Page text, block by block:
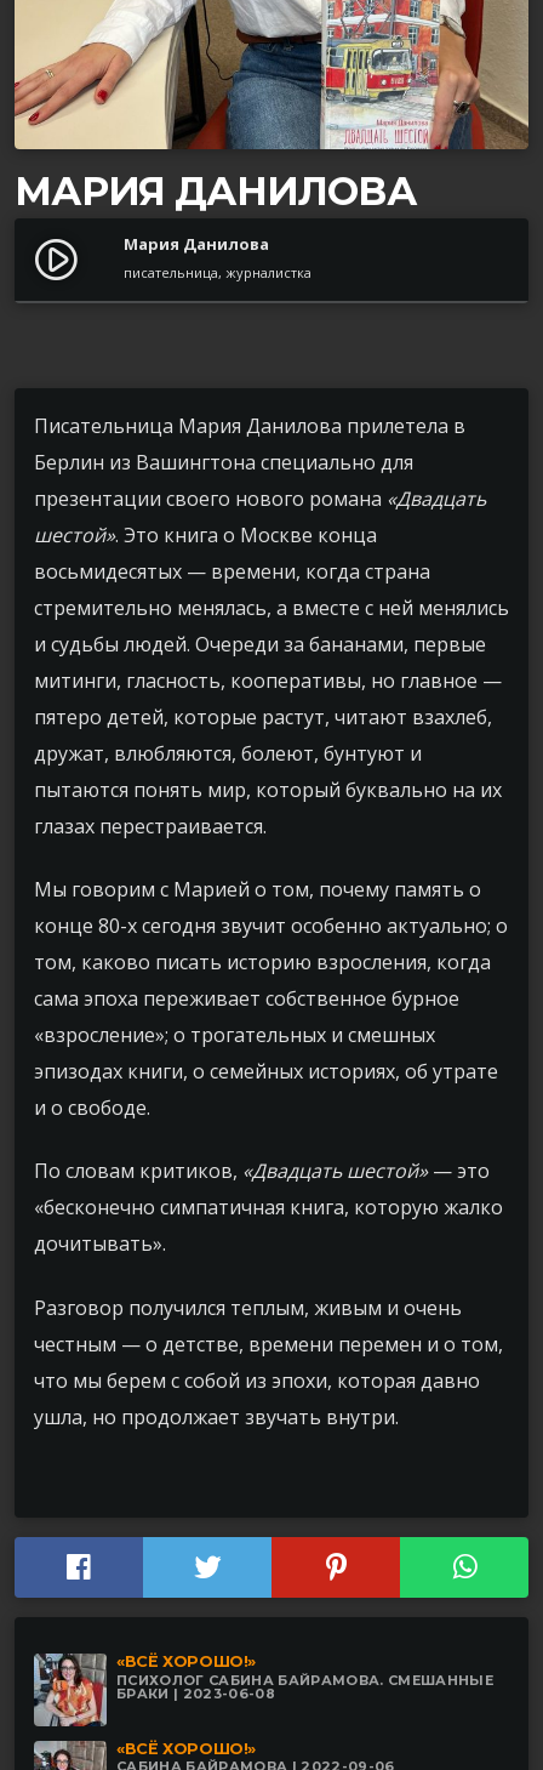
МАРИЯ ДАНИЛОВА
play_circle_filled Мария Данилова
писательница, журналистка
Писательница Мария Данилова прилетела в
Берлин из Вашингтона специально для
презентации своего нового романа «Двадцать
шестой». Это книга о Москве конца
восьмидесятых — времени, когда страна
стремительно менялась, а вместе с ней менялись
и судьбы людей. Очереди за бананами, первые
митинги, гласность, кооперативы, но главное —
пятеро детей, которые растут, читают взахлеб,
дружат, влюбляются, болеют, бунтуют и
пытаются понять мир, который буквально на их
глазах перестраивается.
Мы говорим с Марией о том, почему память о
конце 80-х сегодня звучит особенно актуально; о
том, каково писать историю взросления, когда
сама эпоха переживает собственное бурное
«взросление»; о трогательных и смешных
эпизодах книги, о семейных историях, об утрате
и о свободе.
По словам критиков, «Двадцать шестой»— это
«бесконечно симпатичная книга, которую жалко
дочитывать».
Разговор получился теплым, живым и очень
честным — о детстве, времени перемен и о том,
что мы берем с собой из эпохи, которая давно
ушла, но продолжает звучать внутри.
«ВСЁ ХОРОШО!»
ПСИХОЛОГ САБИНА БАЙРАМОВА. СМЕШАННЫЕ
БРАКИ | 2023-06-08
«ВСЁ ХОРОШО!»
САБИНА БАЙРАМОВА | 2022-09-06